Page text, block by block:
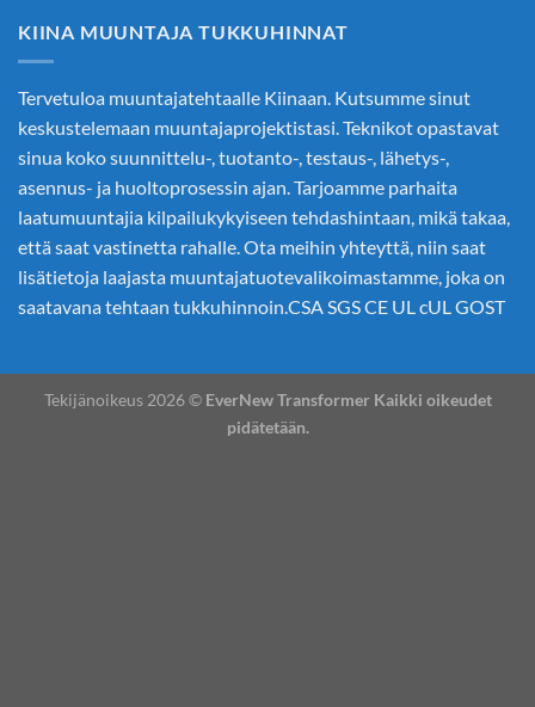
KIINA MUUNTAJA TUKKUHINNAT
Tervetuloa muuntajatehtaalle Kiinaan. Kutsumme sinut
keskustelemaan muuntajaprojektistasi. Teknikot opastavat
sinua koko suunnittelu-, tuotanto-, testaus-, lähetys-,
asennus- ja huoltoprosessin ajan. Tarjoamme parhaita
laatumuuntajia kilpailukykyiseen tehdashintaan, mikä takaa,
että saat vastinetta rahalle. Ota meihin yhteyttä, niin saat
lisätietoja laajasta muuntajatuotevalikoimastamme, joka on
saatavana tehtaan tukkuhinnoin.CSA SGS CE UL cUL GOST
Tekijänoikeus 2026 © EverNew Transformer Kaikki oikeudet
pidätetään.